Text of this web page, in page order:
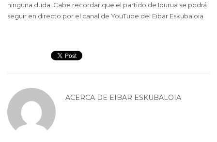
ninguna duda. Cabe recordar que el partido de Ipurua se podrá
seguir en directo por el canal de YouTube del Eibar Eskubaloia
ACERCA DE EIBAR ESKUBALOIA